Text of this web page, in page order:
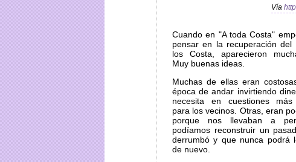
Vía
Cuando en "A toda Costa"
pensar en la recuperación del
los Costa, aparecieron
Muy buenas ideas.
Muchas de ellas eran
época de andar invirtiendo
necesita en cuestiones más
para los vecinos. Otras, eran
porque nos llevaban a
podíamos reconstruir un
derrumbó y que nunca podrá
de nuevo.